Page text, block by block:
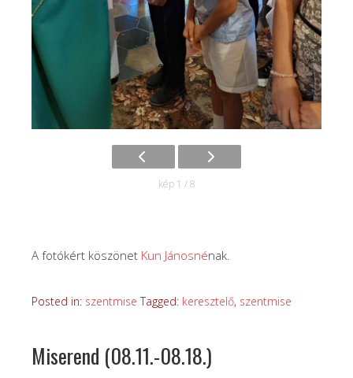
kép 1 / 8
A fotókért köszönet Kun Jánosnénak.
Posted in: szentmise Tagged: keresztelő, szentmise
Miserend (08.11.-08.18.)